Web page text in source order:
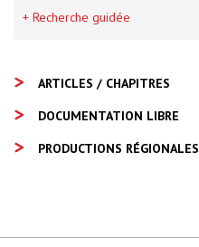
+ Recherche guidée
ARTICLES / CHAPITRES
DOCUMENTATION LIBRE
PRODUCTIONS RÉGIONALES